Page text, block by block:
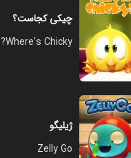
چیکی کجاست؟
Where's Chicky?
ژیلیگو
Zelly Go